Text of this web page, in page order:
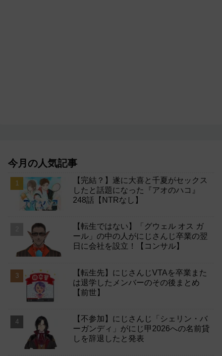
今月の人気記事
【完結？】遂に大喜と千夏がセックス
したと話題になった『アオのハコ』
248話【NTRなし】
【転生ではない】「グウェル オス ガ
ール」の中の人がにじさんじ卒業の翌
日に会社を設立！【コンサル】
【転生先】にじさんじVTAを卒業また
は退学したメンバーのその後まとめ
【前世】
【不参加】にじさんじ「シェリン・バ
ーガンディ」がにじ甲2026への名前貸
しを辞退したと発表